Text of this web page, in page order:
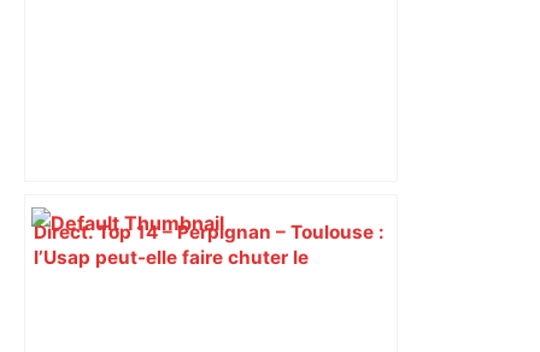
Direct. Top 14 – Perpignan – Toulouse :
l’Usap peut-elle faire chuter le